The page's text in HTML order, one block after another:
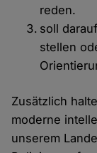
reden.
soll
stellen
Zusätzlich
moderne
unserem